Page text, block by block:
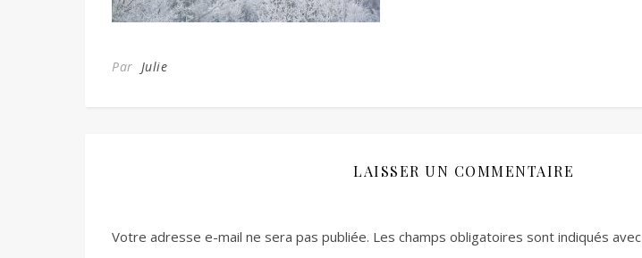
Par Julie
LAISSER UN COMMENTAIRE
Votre adresse e-mail ne sera pas publiée. Les champs obligatoires sont indiqués avec